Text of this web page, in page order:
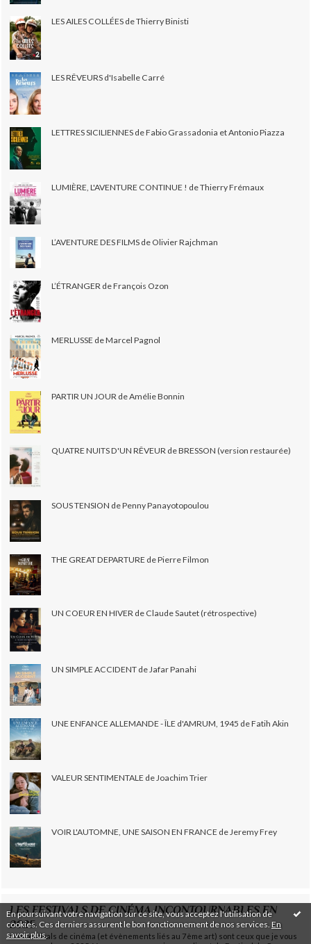
En poursuivant votre navigation sur ce site, vous acceptez l'utilisation de
cookies. Ces derniers assurent le bon fonctionnement de nos services. En
savoir plus.
LES AILES COLLÉES de Thierry Binisti
LES RÊVEURS d'Isabelle Carré
LETTRES SICILIENNES de Fabio Grassadonia et Antonio Piazza
LUMIÈRE, L'AVENTURE CONTINUE ! de Thierry Frémaux
L’AVENTURE DES FILMS de Olivier Rajchman
L’ÉTRANGER de François Ozon
MERLUSSE de Marcel Pagnol
PARTIR UN JOUR de Amélie Bonnin
QUATRE NUITS D'UN RÊVEUR de BRESSON (version restaurée)
SOUS TENSION de Penny Panayotopoulou
THE GREAT DEPARTURE de Pierre Filmon
UN COEUR EN HIVER de Claude Sautet (rétrospective)
UN SIMPLE ACCIDENT de Jafar Panahi
UNE ENFANCE ALLEMANDE - ÎLE d'AMRUM, 1945 de Fatih Akin
VALEUR SENTIMENTALE de Joachim Trier
VOIR L'AUTOMNE, UNE SAISON EN FRANCE de Jeremy Frey
LES FESTIVALS DE CINÉMA INCONTOURNABLES EN
2025
Ces festivals de cinéma (et évènements liés au 7ème art) sont ceux que je vous